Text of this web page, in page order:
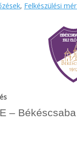
, Felkészülési
–